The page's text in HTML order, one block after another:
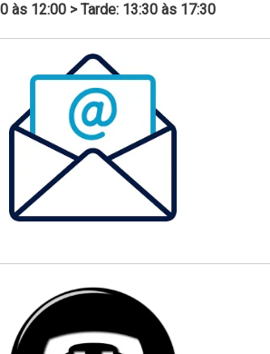
às 12:00 > Tarde: 13:30 às 17:30